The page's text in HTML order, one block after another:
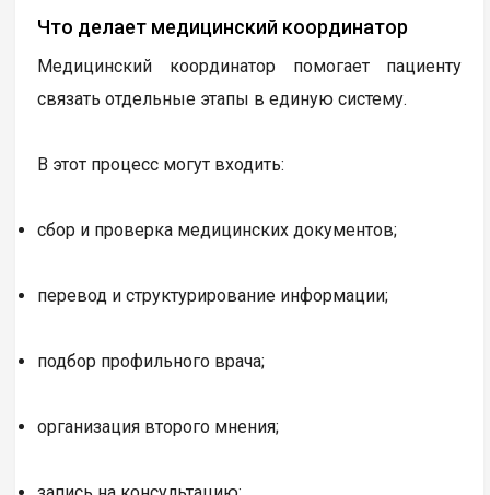
Что делает медицинский координатор
Медицинский координатор помогает пациенту
связать отдельные этапы в единую систему.
В этот процесс могут входить:
сбор и проверка медицинских документов;
перевод и структурирование информации;
подбор профильного врача;
организация второго мнения;